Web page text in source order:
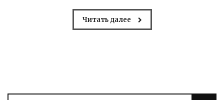
Читать далее